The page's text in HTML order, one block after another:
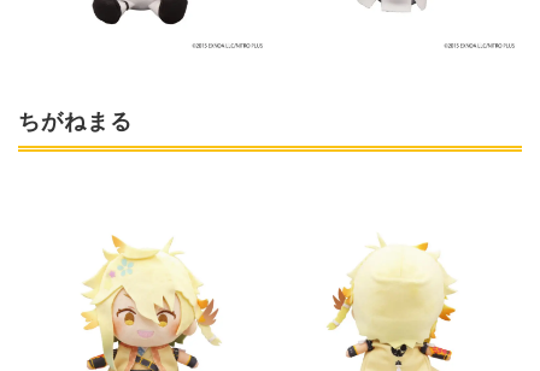
ちがねまる